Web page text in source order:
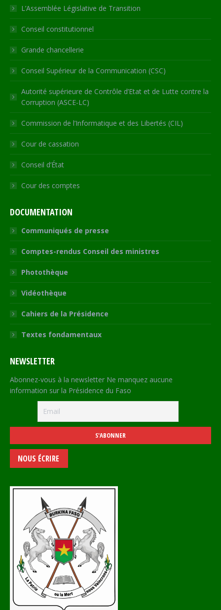
in
new
window
in
new
window
in
new
window
in
new
window
opens
in
new
L’Assemblée Législative de Transition
Conseil constitutionnel
Grande chancellerie
Conseil Supérieur de la Communication (CSC)
Autorité supérieure de Contrôle d’Etat et de Lutte contre la
Corruption (ASCE-LC)
Commission de l’Informatique et des Libertés (CIL)
Cour de cassation
Conseil d’État
Cour des comptes
DOCUMENTATION
Communiqués de presse
Comptes-rendus Conseil des ministres
Photothèque
Vidéothèque
Cahiers de la Présidence
Textes fondamentaux
NEWSLETTER
Abonnez-vous à la newsletter Ne manquez aucune
information sur la Présidence du Faso
NOUS ÉCRIRE